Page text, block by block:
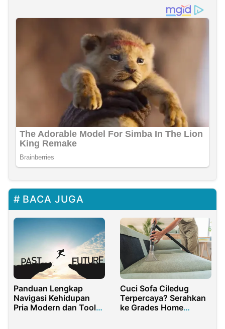
BACA JUGA
Panduan Lengkap
Navigasi Kehidupan
Pria Modern dan Tools
Cuci Sofa Ciledug
Terpercaya? Serahkan
ke Grades Home